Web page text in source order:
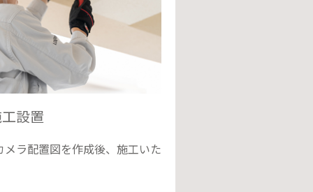
設置
ラ配置図を作成後、施工いた